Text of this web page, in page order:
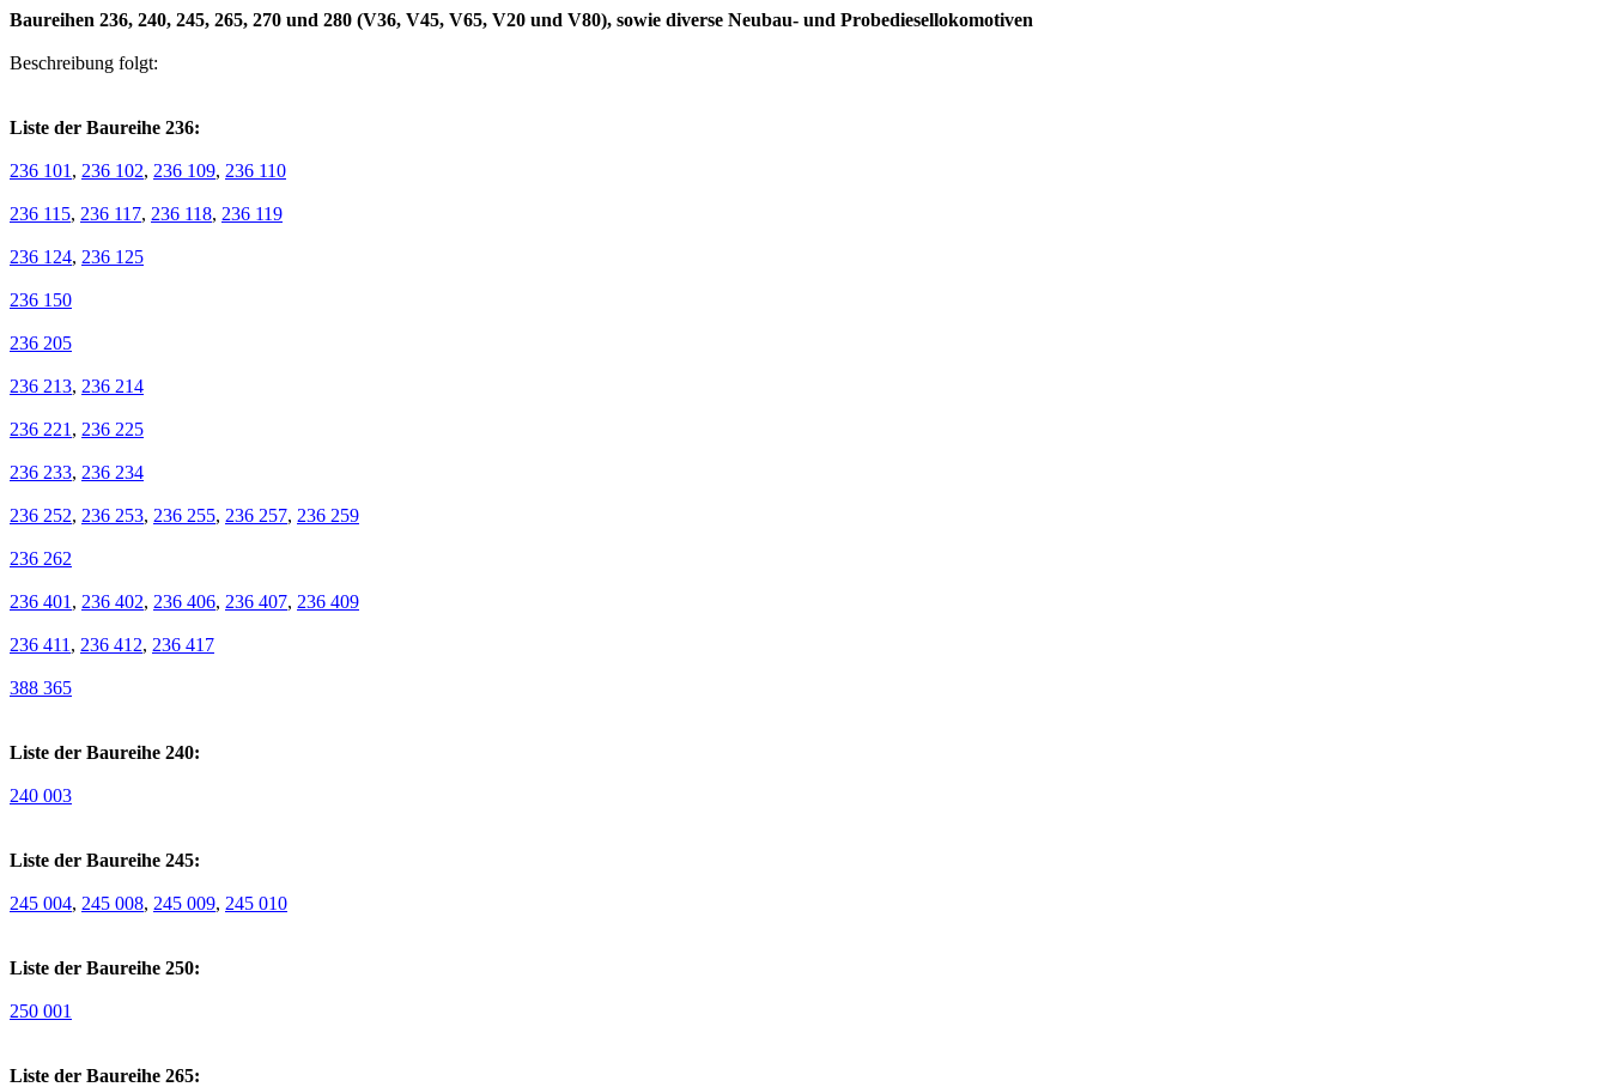
Baureihen 236, 240, 245, 265, 270 und 280 (V36, V45, V65, V20 und V80), sowie diverse Neubau- und Probediesellokomotiven
Beschreibung folgt:
Liste der Baureihe 236:
236 101 , 236 102, 236 109, 236 110
236 115, 236 117, 236 118, 236 119
236 124, 236 125
236 150
236 205
236 213, 236 214
236 221 , 236 225
236 233, 236 234
236 252, 236 253, 236 255, 236 257, 236 259
236 262
236 401 , 236 402, 236 406, 236 407, 236 409
236 411 , 236 412, 236 417
388 365
Liste der Baureihe 240:
240 003
Liste der Baureihe 245:
245 004, 245 008, 245 009, 245 010
Liste der Baureihe 250:
250 001
Liste der Baureihe 265: